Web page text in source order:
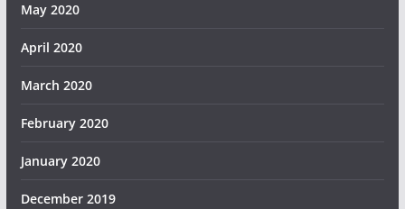
May 2020
April 2020
March 2020
February 2020
January 2020
December 2019